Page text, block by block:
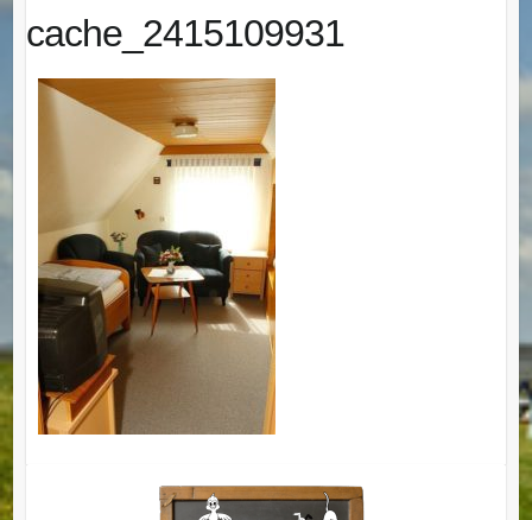
cache_2415109931